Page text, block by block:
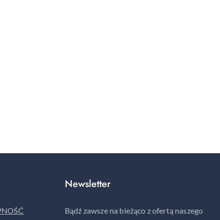
Newsletter
Bądź zawsze na bieżąco z ofertą naszego